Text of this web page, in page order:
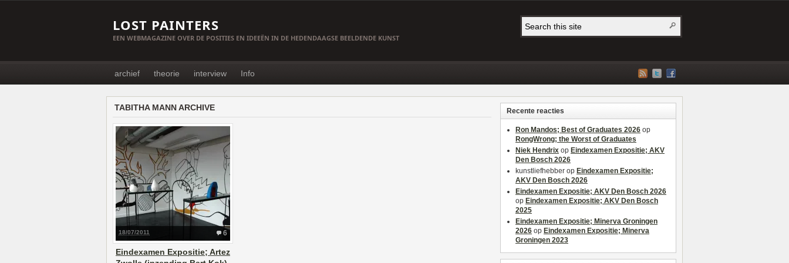
LOST PAINTERS
EEN WEBMAGAZINE OVER DE POSITIES EN IDEEËN IN DE HEDENDAAGSE BEELDENDE KUNST
archief theorie interview Info
TABITHA MANN ARCHIVE
6
18/07/2011
Eindexamen Expositie; Artez
Recente reacties
Ron Mandos; Best of Graduates 2026 op
RongWrong; the Worst of Graduates
Niek Hendrix op Eindexamen Expositie; AKV
Den Bosch 2026
kunstliefhebber op Eindexamen Expositie;
AKV Den Bosch 2026
Eindexamen Expositie; AKV Den Bosch 2026
op Eindexamen Expositie; AKV Den Bosch
2025
Eindexamen Expositie; Minerva Groningen
2026 op Eindexamen Expositie; Minerva
Groningen 2023